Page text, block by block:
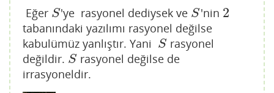
Eğer S
S 'ye rasyonel dediysek ve S
S 'nin 2
2
tabanındaki yazılımı rasyonel değilse
kabulümüz yanlıştır. Yani
S
S rasyonel
değildir. S
S rasyonel değilse de
irrasyoneldir.